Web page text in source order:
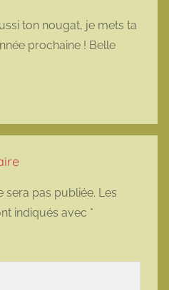
ton nougat, je mets ta
prochaine ! Belle
sera pas publiée. Les
indiqués avec *